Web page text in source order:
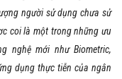
người sử dụng chưa sử
coi là một trong những ưu
nghệ mới như Biometric,
dụng thực tiễn của ngân